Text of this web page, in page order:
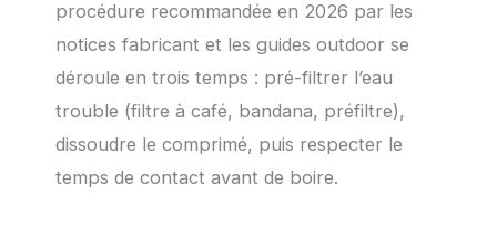
procédure recommandée en 2026 par les
notices fabricant et les guides outdoor se
déroule en trois temps : pré-filtrer l’eau
trouble (filtre à café, bandana, préfiltre),
dissoudre le comprimé, puis respecter le
temps de contact avant de boire.